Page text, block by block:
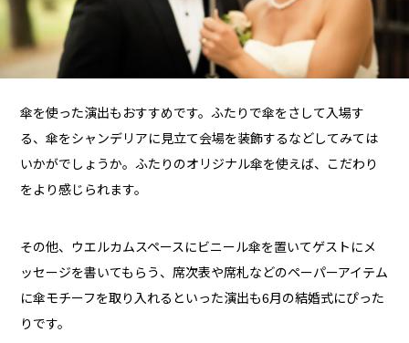
傘を使った演出もおすすめです。ふたりで傘をさして入場す
る、傘をシャンデリアに見立て会場を装飾するなどしてみては
いかがでしょうか。ふたりのオリジナル傘を使えば、こだわり
をより感じられます。
その他、ウエルカムスペースにビニール傘を置いてゲストにメ
ッセージを書いてもらう、席次表や席札などのペーパーアイテム
に傘モチーフを取り入れるといった演出も6月の結婚式にぴった
りです。